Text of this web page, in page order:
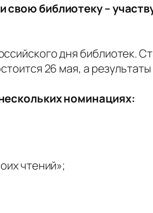
свою библиотеку –
дня библиотек.
26 мая, а
номинациях:
чтений»;